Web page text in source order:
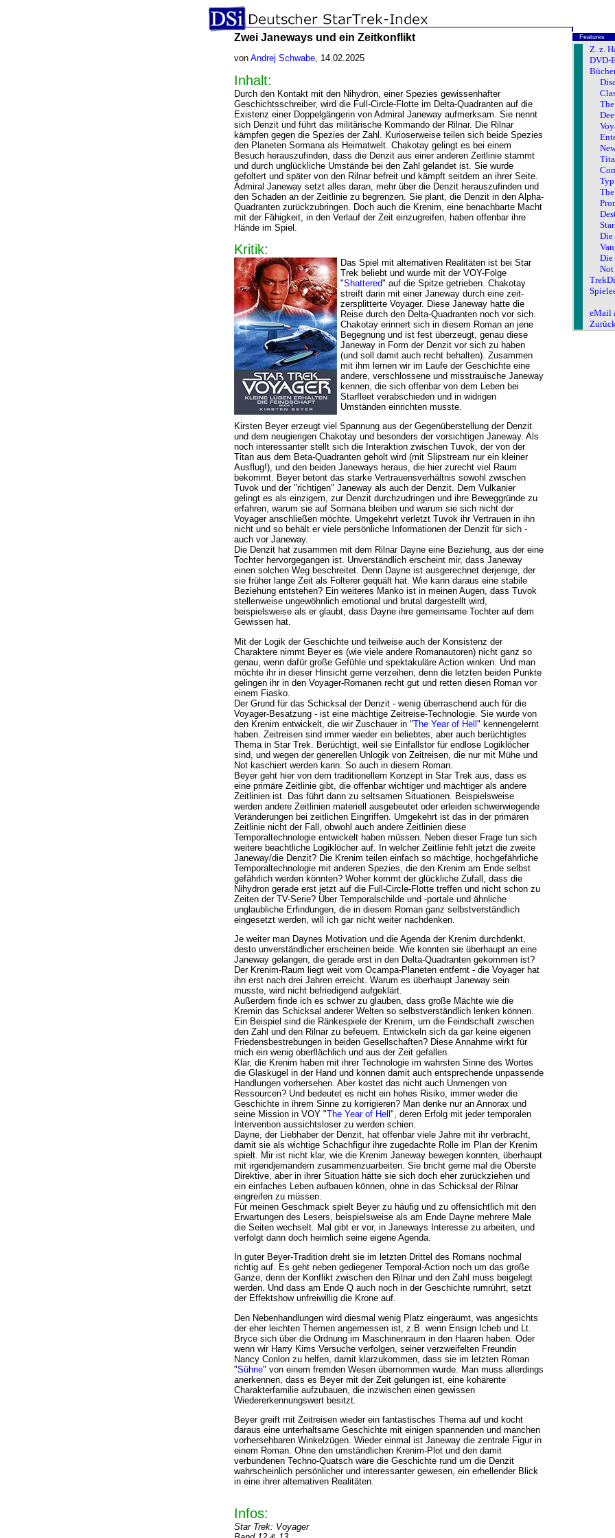
Zwei Janeways und ein Zeitkonflikt
von Andrej Schwabe, 14.02.2025
Inhalt:
Durch den Kontakt mit den Nihydron, einer Spezies gewissenhafter
Geschichtsschreiber, wird die Full-Circle-Flotte im Delta-Quadranten auf die
Existenz einer Doppelgängerin von Admiral Janeway aufmerksam. Sie nennt
sich Denzit und führt das militärische Kommando der Rilnar. Die Rilnar
kämpfen gegen die Spezies der Zahl. Kurioserweise teilen sich beide Spezies
den Planeten Sormana als Heimatwelt. Chakotay gelingt es bei einem
Besuch herauszufinden, dass die Denzit aus einer anderen Zeitlinie stammt
und durch unglückliche Umstände bei den Zahl gelandet ist. Sie wurde
gefoltert und später von den Rilnar befreit und kämpft seitdem an ihrer Seite.
Admiral Janeway setzt alles daran, mehr über die Denzit herauszufinden und
den Schaden an der Zeitlinie zu begrenzen. Sie plant, die Denzit in den Alpha-
Quadranten zurückzubringen. Doch auch die Krenim, eine benachbarte Macht
mit der Fähigkeit, in den Verlauf der Zeit einzugreifen, haben offenbar ihre
Hände im Spiel.
Kritik:
Das Spiel mit alternativen Realitäten ist bei Star
Trek beliebt und wurde mit der VOY-Folge
"Shattered" auf die Spitze getrieben. Chakotay
streift darin mit einer Janeway durch eine zeit-
zersplitterte Voyager. Diese Janeway hatte die
Reise durch den Delta-Quadranten noch vor sich.
Chakotay erinnert sich in diesem Roman an jene
Begegnung und ist fest überzeugt, genau diese
Janeway in Form der Denzit vor sich zu haben
(und soll damit auch recht behalten). Zusammen
mit ihm lernen wir im Laufe der Geschichte eine
andere, verschlossene und misstrauische Janeway
kennen, die sich offenbar von dem Leben bei
Starfleet verabschieden und in widrigen
Umständen einrichten musste.
Kirsten Beyer erzeugt viel Spannung aus der Gegenüberstellung der Denzit
und dem neugierigen Chakotay und besonders der vorsichtigen Janeway. Als
noch interessanter stellt sich die Interaktion zwischen Tuvok, der von der
Titan aus dem Beta-Quadranten geholt wird (mit Slipstream nur ein kleiner
Ausflug!), und den beiden Janeways heraus, die hier zurecht viel Raum
bekommt. Beyer betont das starke Vertrauensverhältnis sowohl zwischen
Tuvok und der "richtigen" Janeway als auch der Denzit. Dem Vulkanier
gelingt es als einzigem, zur Denzit durchzudringen und ihre Beweggründe zu
erfahren, warum sie auf Sormana bleiben und warum sie sich nicht der
Voyager anschließen möchte. Umgekehrt verletzt Tuvok ihr Vertrauen in ihn
nicht und so behält er viele persönliche Informationen der Denzit für sich -
auch vor Janeway.
Die Denzit hat zusammen mit dem Rilnar Dayne eine Beziehung, aus der eine
Tochter hervorgegangen ist. Unverständlich erscheint mir, dass Janeway
einen solchen Weg beschreitet. Denn Dayne ist ausgerechnet derjenige, der
sie früher lange Zeit als Folterer gequält hat. Wie kann daraus eine stabile
Beziehung entstehen? Ein weiteres Manko ist in meinen Augen, dass Tuvok
stellenweise ungewöhnlich emotional und brutal dargestellt wird,
beispielsweise als er glaubt, dass Dayne ihre gemeinsame Tochter auf dem
Gewissen hat.
Mit der Logik der Geschichte und teilweise auch der Konsistenz der
Charaktere nimmt Beyer es (wie viele andere Romanautoren) nicht ganz so
genau, wenn dafür große Gefühle und spektakuläre Action winken. Und man
möchte ihr in dieser Hinsicht gerne verzeihen, denn die letzten beiden Punkte
gelingen ihr in den Voyager-Romanen recht gut und retten diesen Roman vor
einem Fiasko.
Der Grund für das Schicksal der Denzit - wenig überraschend auch für die
Voyager-Besatzung - ist eine mächtige Zeitreise-Technologie. Sie wurde von
den Krenim entwickelt, die wir Zuschauer in "The Year of Hell" kennengelernt
haben. Zeitreisen sind immer wieder ein beliebtes, aber auch berüchtigtes
Thema in Star Trek. Berüchtigt, weil sie Einfallstor für endlose Logiklöcher
sind, und wegen der generellen Unlogik von Zeitreisen, die nur mit Mühe und
Not kaschiert werden kann. So auch in diesem Roman.
Beyer geht hier von dem traditionellem Konzept in Star Trek aus, dass es
eine primäre Zeitlinie gibt, die offenbar wichtiger und mächtiger als andere
Zeitlinien ist. Das führt dann zu seltsamen Situationen. Beispielsweise
werden andere Zeitlinien materiell ausgebeutet oder erleiden schwerwiegende
Veränderungen bei zeitlichen Eingriffen. Umgekehrt ist das in der primären
Zeitlinie nicht der Fall, obwohl auch andere Zeitlinien diese
Temporaltechnologie entwickelt haben müssen. Neben dieser Frage tun sich
weitere beachtliche Logiklöcher auf. In welcher Zeitlinie fehlt jetzt die zweite
Janeway/die Denzit? Die Krenim teilen einfach so mächtige, hochgefährliche
Temporaltechnologie mit anderen Spezies, die den Krenim am Ende selbst
gefährlich werden könnten? Woher kommt der glückliche Zufall, dass die
Nihydron gerade erst jetzt auf die Full-Circle-Flotte treffen und nicht schon zu
Zeiten der TV-Serie? Über Temporalschilde und -portale und ähnliche
unglaubliche Erfindungen, die in diesem Roman ganz selbstverständlich
eingesetzt werden, will ich gar nicht weiter nachdenken.
Je weiter man Daynes Motivation und die Agenda der Krenim durchdenkt,
desto unverständlicher erscheinen beide. Wie konnten sie überhaupt an eine
Janeway gelangen, die gerade erst in den Delta-Quadranten gekommen ist?
Der Krenim-Raum liegt weit vom Ocampa-Planeten entfernt - die Voyager hat
ihn erst nach drei Jahren erreicht. Warum es überhaupt Janeway sein
musste, wird nicht befriedigend aufgeklärt.
Außerdem finde ich es schwer zu glauben, dass große Mächte wie die
Kremin das Schicksal anderer Welten so selbstverständlich lenken können.
Ein Beispiel sind die Ränkespiele der Krenim, um die Feindschaft zwischen
den Zahl und den Rilnar zu befeuern. Entwickeln sich da gar keine eigenen
Friedensbestrebungen in beiden Gesellschaften? Diese Annahme wirkt für
mich ein wenig oberflächlich und aus der Zeit gefallen.
Klar, die Krenim haben mit ihrer Technologie im wahrsten Sinne des Wortes
die Glaskugel in der Hand und können damit auch entsprechende unpassende
Handlungen vorhersehen. Aber kostet das nicht auch Unmengen von
Ressourcen? Und bedeutet es nicht ein hohes Risiko, immer wieder die
Geschichte in ihrem Sinne zu korrigieren? Man denke nur an Annorax und
seine Mission in VOY "The Year of Hell ", deren Erfolg mit jeder temporalen
Intervention aussichtsloser zu werden schien.
Dayne, der Liebhaber der Denzit, hat offenbar viele Jahre mit ihr verbracht,
damit sie als wichtige Schachfigur ihre zugedachte Rolle im Plan der Krenim
spielt. Mir ist nicht klar, wie die Krenim Janeway bewegen konnten, überhaupt
mit irgendjemandem zusammenzuarbeiten. Sie bricht gerne mal die Oberste
Direktive, aber in ihrer Situation hätte sie sich doch eher zurückziehen und
ein einfaches Leben aufbauen können, ohne in das Schicksal der Rilnar
eingreifen zu müssen.
Für meinen Geschmack spielt Beyer zu häufig und zu offensichtlich mit den
Erwartungen des Lesers, beispielsweise als am Ende Dayne mehrere Male
die Seiten wechselt. Mal gibt er vor, in Janeways Interesse zu arbeiten, und
verfolgt dann doch heimlich seine eigene Agenda.
In guter Beyer-Tradition dreht sie im letzten Drittel des Romans nochmal
richtig auf. Es geht neben gediegener Temporal-Action noch um das große
Ganze, denn der Konflikt zwischen den Rilnar und den Zahl muss beigelegt
werden. Und dass am Ende Q auch noch in der Geschichte rumrührt, setzt
der Effektshow unfreiwillig die Krone auf.
Den Nebenhandlungen wird diesmal wenig Platz eingeräumt, was angesichts
der eher leichten Themen angemessen ist, z.B. wenn Ensign Icheb und Lt.
Bryce sich über die Ordnung im Maschinenraum in den Haaren haben. Oder
wenn wir Harry Kims Versuche verfolgen, seiner verzweifelten Freundin
Nancy Conlon zu helfen, damit klarzukommen, dass sie im letzten Roman
"Sühne" von einem fremden Wesen übernommen wurde. Man muss allerdings
anerkennen, dass es Beyer mit der Zeit gelungen ist, eine kohärente
Charakterfamilie aufzubauen, die inzwischen einen gewissen
Wiedererkennungswert besitzt.
Beyer greift mit Zeitreisen wieder ein fantastisches Thema auf und kocht
daraus eine unterhaltsame Geschichte mit einigen spannenden und manchen
vorhersehbaren Winkelzügen. Wieder einmal ist Janeway die zentrale Figur in
einem Roman. Ohne den umständlichen Krenim-Plot und den damit
verbundenen Techno-Quatsch wäre die Geschichte rund um die Denzit
wahrscheinlich persönlicher und interessanter gewesen, ein erhellender Blick
in eine ihrer alternativen Realitäten.
Infos:
Star Trek: Voyager
Features
Z. z.
DVD-
Die
Die
Not
eMail